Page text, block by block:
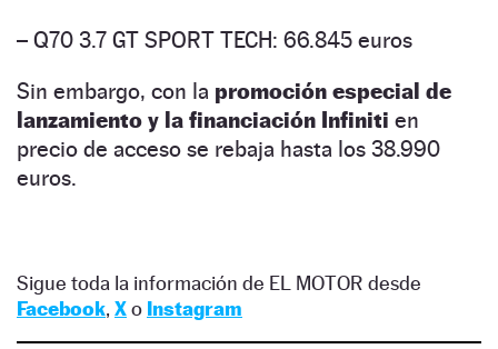
– Q70 3.7 GT SPORT TECH: 66.845 euros
Sin embargo, con la promoción especial de
lanzamiento y la financiación Infiniti en
precio de acceso se rebaja hasta los 38.990
euros.
Sigue toda la información de EL MOTOR desde
Facebook, Xo Instagram